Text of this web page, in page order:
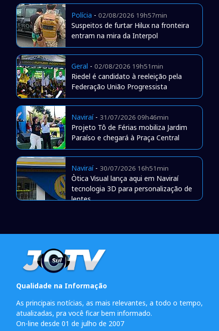
Polícia - 02/08/2026 19h57min
Suspeitos de furtar Hilux na fronteira
entram na mira da Interpol
Geral - 02/08/2026 19h51min
Riedel é candidato à reeleição pela
Federação União Progressista
Naviraí- 31/07/2026 09h46min
Projeto Tô de Férias mobiliza Jardim
Paraíso e chegará à Praça Central
Naviraí- 30/07/2026 16h51min
Òtica Visual lança aqui em Naviraí
tecnologia 3D para personalização de
lentes
Qualidade na Informação
As principais notícias, as mais relevantes, a todo o tempo,
atualizadas, pra você ficar bem informado.
On-line desde 01 de julho de 2007